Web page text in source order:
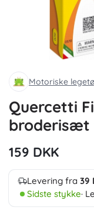
Motoriske
Quercetti
broderisæt
159 DKK
Levering fra 39
Sidste stykke·